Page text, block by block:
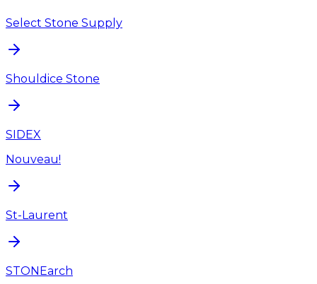
Select Stone Supply
Shouldice Stone
SIDEX
Nouveau!
St-Laurent
STONEarch